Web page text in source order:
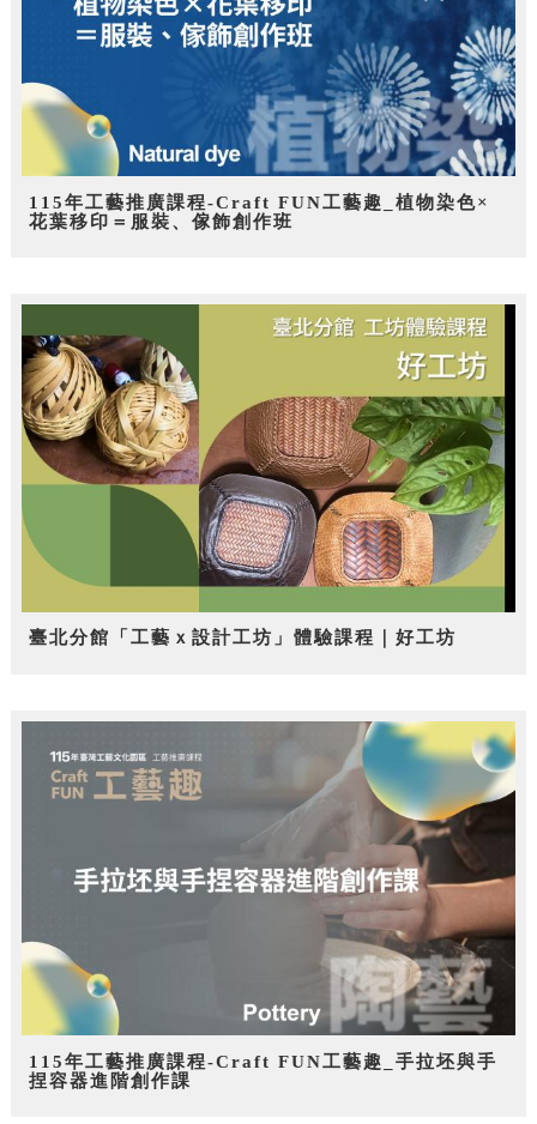
115年工藝推廣課程-Craft FUN工藝趣_植物染色×
花葉移印＝服裝、傢飾創作班
臺北分館「工藝ｘ設計工坊」體驗課程｜好工坊
115年工藝推廣課程-Craft FUN工藝趣_手拉坯與手
捏容器進階創作課